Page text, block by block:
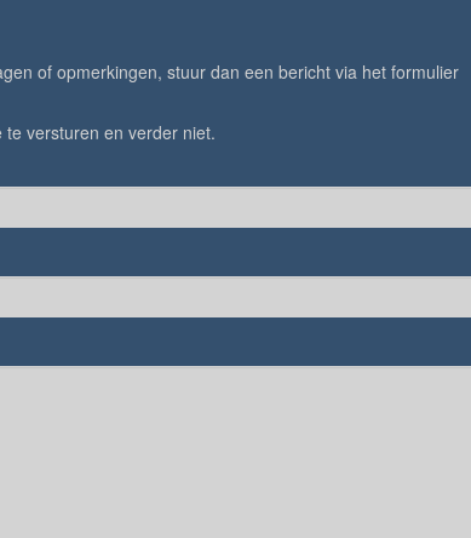
of opmerkingen, stuur dan een bericht via het formulier
versturen en verder niet.